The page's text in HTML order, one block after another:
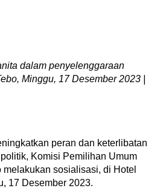
dalam penyelenggaraan
Minggu, 17 Desember 2023 |
peran dan keterlibatan
Komisi Pemilihan Umum
melakukan sosialisasi, di Hotel
17 Desember 2023.